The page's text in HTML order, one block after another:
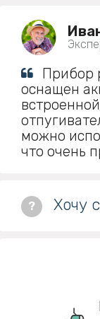
Прибор
оснащен
можно
что очень
? Хочу